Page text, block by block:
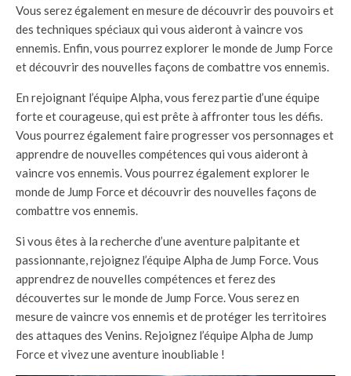
Vous serez également en mesure de découvrir des pouvoirs et
des techniques spéciaux qui vous aideront à vaincre vos
ennemis. Enfin, vous pourrez explorer le monde de Jump Force
et découvrir des nouvelles façons de combattre vos ennemis.
En rejoignant l’équipe Alpha, vous ferez partie d’une équipe
forte et courageuse, qui est prête à affronter tous les défis.
Vous pourrez également faire progresser vos personnages et
apprendre de nouvelles compétences qui vous aideront à
vaincre vos ennemis. Vous pourrez également explorer le
monde de Jump Force et découvrir des nouvelles façons de
combattre vos ennemis.
Si vous êtes à la recherche d’une aventure palpitante et
passionnante, rejoignez l’équipe Alpha de Jump Force. Vous
apprendrez de nouvelles compétences et ferez des
découvertes sur le monde de Jump Force. Vous serez en
mesure de vaincre vos ennemis et de protéger les territoires
des attaques des Venins. Rejoignez l’équipe Alpha de Jump
Force et vivez une aventure inoubliable !